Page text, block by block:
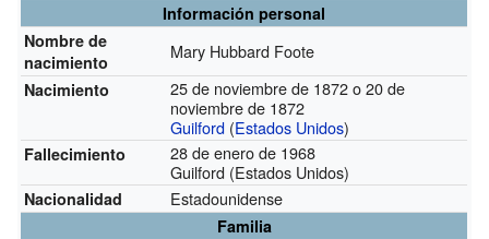
Información personal
Nombre de
nacimiento
Mary Hubbard Foote
Nacimiento
25 de noviembre de 1872 o 20 de
noviembre de 1872
Guilford (Estados Unidos)
Fallecimiento
28 de enero de 1968
Guilford (Estados Unidos)
Nacionalidad Estadounidense
Familia